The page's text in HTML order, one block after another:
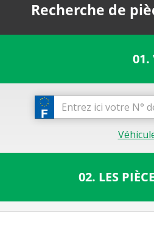
Recherche de
01.
02. LES